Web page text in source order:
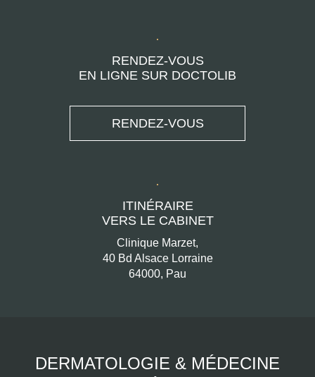
RENDEZ-VOUS
EN LIGNE SUR DOCTOLIB
RENDEZ-VOUS
ITINÉRAIRE
VERS LE CABINET
Clinique Marzet,
40 Bd Alsace Lorraine
64000, Pau
DERMATOLOGIE & MÉDECINE